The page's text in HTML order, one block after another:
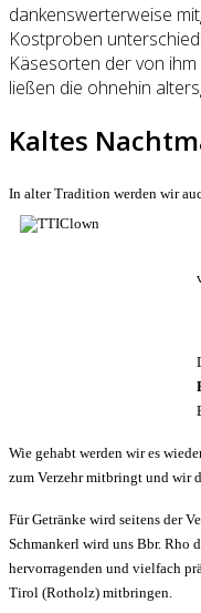
dankenswerterweise
Kostproben
Käsesorten der von
ließen die ohnehin
Kaltes
In alter Tradition werden wir
Wie gehabt werden wir es
zum Verzehr mitbringt und wir
Für Getränke wird seitens der
Schmankerl wird uns Bbr. Rho
hervorragenden und vielfach
Tirol (Rotholz) mitbringen.